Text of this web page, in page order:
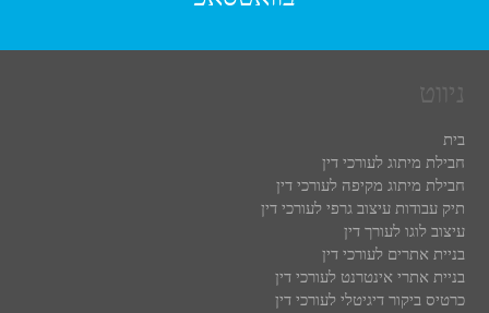
ניווט
בית
חבילת מיתוג לעורכי דין
חבילת מיתוג מקיפה לעורכי דין
תיק עבודות עיצוב גרפי לעורכי דין
עיצוב לוגו לעורך דין
בניית אתרים לעורכי דין
בניית אתרי אינטרנט לעורכי דין
כרטיס ביקור דיגיטלי לעורכי דין